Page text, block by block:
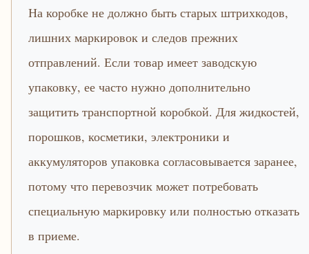
На коробке не должно быть старых штрихкодов,
лишних маркировок и следов прежних
отправлений. Если товар имеет заводскую
упаковку, ее часто нужно дополнительно
защитить транспортной коробкой. Для жидкостей,
порошков, косметики, электроники и
аккумуляторов упаковка согласовывается заранее,
потому что перевозчик может потребовать
специальную маркировку или полностью отказать
в приеме.